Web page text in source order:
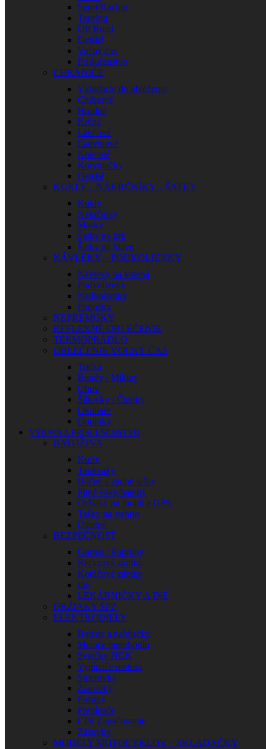
Sport/Racing
Touring
Off Road
Detské
Voľný čas
Príslušenstvo
CHRÁNIČE
Vkladacie do oblečenia
Chrbtové
Hrudné
Krčné
Lakťové
Ľadvinové
Kolenné
Korytnačky
Detské
KUKLY – NÁKRČNÍKY – ŠATKY
Kukly
Nákrčníky
Masky
Šatky na krk
Šatky na hlavu
NÁVLEKY – PODKOLIENKY
Návleky na kolená
Podkolienky
Nadkolienky
Ponožky
NEPREMOKY
REFLEXNÉ OBLEČENIE
TERMOPRÁDLO
OBLEČENIE VOĽNÝ ČAS
Tričká
Bundy / Mikiny
Obuv
Šiltovky / Čiapky
Okuliare
Doplnky
VÝBAVA A PRÍSLUŠENSTVO
BATOŽINA
Kufre
Tankvaky
Bočné a zadné tašky
Pitné vaky/batohy
Držiaky na mobil a GPS
Tašky na stehno
Ostatné
BEZPEČNOSŤ
Gurtne / Popruhy
Reťazové zámky
Kotúčové zámky
Iné
LEKÁRNIČKY A INÉ
DRŽIAKY ŠPZ
ELEKTRODIELY
Batérie a nabíjačky
Merače motohodín
Sviečky NGK
Vypínače motora
Smerovky
Žiarovky
Poistky
Prepínače
CDI Zapaľovanie
Zásuvky
MODELY MOTOCYKLOV – SKLADAČKY